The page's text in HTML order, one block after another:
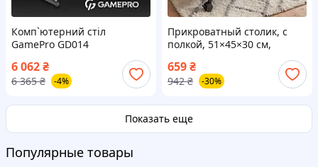
Комп`ютерний стіл
GamePro GD014
6 062₴
6 365 ₴ -4%
Прикроватный столик, с
полкой, 51×45×30 см,
Компьютерный стол /
Кофейный столик /
659₴
942 ₴ -30%
Показать еще
Популярные товары